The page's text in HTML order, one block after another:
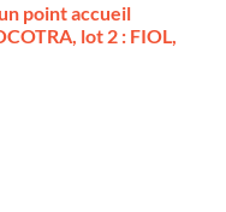
point accueil
lot 2 : FIOL,